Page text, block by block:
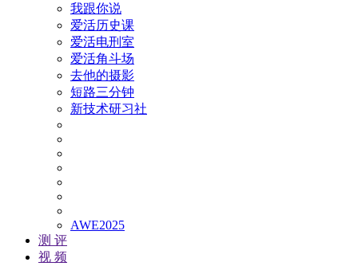
我跟你说
爱活历史课
爱活电刑室
爱活角斗场
去他的摄影
短路三分钟
新技术研习社
AWE2025
测 评
视 频